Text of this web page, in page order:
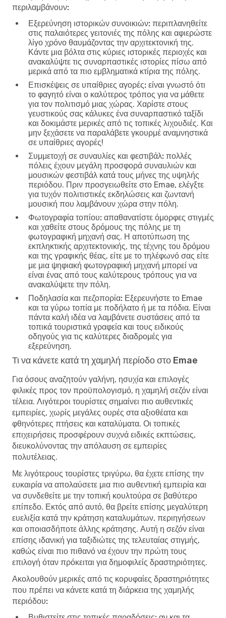
περιλαμβάνουν:
Εξερεύνηση ιστορικών συνοικιών: περιπλανηθείτε
στις παλαιότερες γειτονιές της πόλης και αφιερώστε
λίγο χρόνο θαυμάζοντας την αρχιτεκτονική της.
Κάντε μια βόλτα στις κύριες ιστορικές περιοχές και
ανακαλύψτε τις συναρπαστικές ιστορίες πίσω από
μερικά από τα πιο εμβληματικά κτίρια της πόλης.
Επισκέψεις σε υπαίθριες αγορές: είναι γνωστό ότι
το φαγητό είναι ο καλύτερος τρόπος για να μάθετε
για τον πολιτισμό μιας χώρας. Χαρίστε στους
γευστικούς σας κάλυκες ένα συναρπαστικό ταξίδι
και δοκιμάστε μερικές από τις τοπικές λιχουδιές. Και
μην ξεχάσετε να παραλάβετε γκουρμέ αναμνηστικά
σε υπαίθριες αγορές!
Συμμετοχή σε συναυλίες και φεστιβάλ: πολλές
πόλεις έχουν μεγάλη προσφορά συναυλιών και
μουσικών φεστιβάλ κατά τους μήνες της υψηλής
περιόδου. Πριν προσγειωθείτε στο Emae, ελέγξτε
για τυχόν πολιτιστικές εκδηλώσεις και ζωντανή
μουσική που λαμβάνουν χώρα στην πόλη.
Φωτογραφία τοπίου: απαθανατίστε όμορφες στιγμές
και χαθείτε στους δρόμους της πόλης με τη
φωτογραφική μηχανή σας. Η αποτύπωση της
εκπληκτικής αρχιτεκτονικής, της τέχνης του δρόμου
και της γραφικής θέας, είτε με το τηλέφωνό σας είτε
με μια ψηφιακή φωτογραφική μηχανή μπορεί να
είναι ένας από τους καλύτερους τρόπους για να
ανακαλύψετε την πόλη.
Ποδηλασία και πεζοπορία: Εξερευνήστε το Emae
και τα γύρω τοπία με ποδήλατο ή με τα πόδια. Είναι
πάντα καλή ιδέα να λαμβάνετε συστάσεις από τα
τοπικά τουριστικά γραφεία και τους ειδικούς
οδηγούς για τις καλύτερες διαδρομές για
εξερεύνηση.
Τι να κάνετε κατά τη χαμηλή περίοδο στο Emae
Για όσους αναζητούν γαλήνη, ησυχία και επιλογές
φιλικές προς τον προϋπολογισμό, η χαμηλή σεζόν είναι
τέλεια. Λιγότεροι τουρίστες σημαίνει πιο αυθεντικές
εμπειρίες, χωρίς μεγάλες ουρές στα αξιοθέατα και
φθηνότερες πτήσεις και καταλύματα. Οι τοπικές
επιχειρήσεις προσφέρουν συχνά ειδικές εκπτώσεις,
διευκολύνοντας την απόλαυση σε εμπειρίες
πολυτέλειας.
Με λιγότερους τουρίστες τριγύρω, θα έχετε επίσης την
ευκαιρία να απολαύσετε μια πιο αυθεντική εμπειρία και
να συνδεθείτε με την τοπική κουλτούρα σε βαθύτερο
επίπεδο. Εκτός από αυτό, θα βρείτε επίσης μεγαλύτερη
ευελιξία κατά την κράτηση καταλυμάτων, περιηγήσεων
και οποιασδήποτε άλλης κράτησης. Αυτή η σεζόν είναι
επίσης ιδανική για ταξιδιώτες της τελευταίας στιγμής,
καθώς είναι πιο πιθανό να έχουν την πρώτη τους
επιλογή όταν πρόκειται για δημοφιλείς δραστηριότητες.
Ακολουθούν μερικές από τις κορυφαίες δραστηριότητες
που πρέπει να κάνετε κατά τη διάρκεια της χαμηλής
περιόδου: